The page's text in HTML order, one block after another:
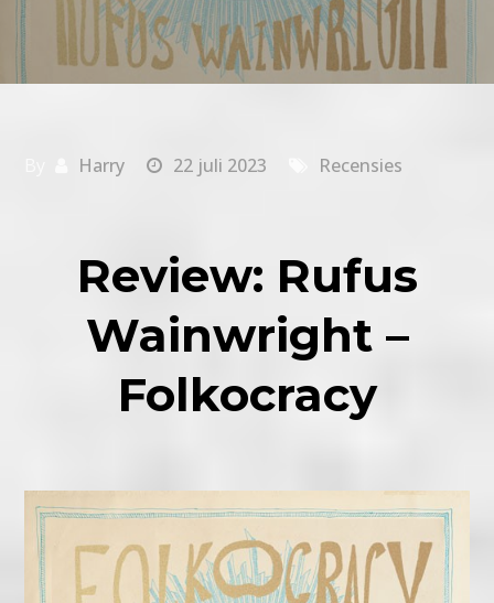
Harry 22 juli 2023 Recensies
Review: Rufus
Wainwright –
Folkocracy